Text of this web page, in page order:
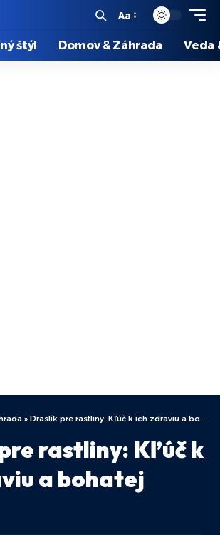
Aa
štýl Domov & Záhrada Veda
» Draslík pre rastliny: Kľúč k ich zdraviu a bohatej úrode
rastliny: Kľúč k
a bohatej